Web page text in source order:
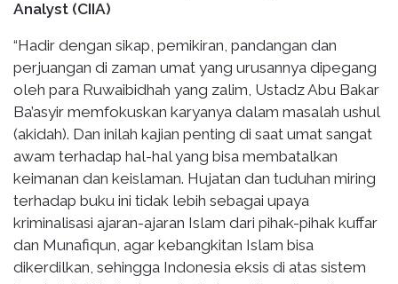
Analyst (CIIA)
“Hadir dengan sikap, pemikiran, pandangan dan
perjuangan di zaman umat yang urusannya dipegang
oleh para Ruwaibidhah yang zalim, Ustadz Abu Bakar
Ba’asyir memfokuskan karyanya dalam masalah ushul
(akidah). Dan inilah kajian penting di saat umat sangat
awam terhadap hal-hal yang bisa membatalkan
keimanan dan keislaman. Hujatan dan tuduhan miring
terhadap buku ini tidak lebih sebagai upaya
kriminalisasi ajaran-ajaran Islam dari pihak-pihak kuffar
dan Munafiqun, agar kebangkitan Islam bisa
dikerdilkan, sehingga Indonesia eksis di atas sistem